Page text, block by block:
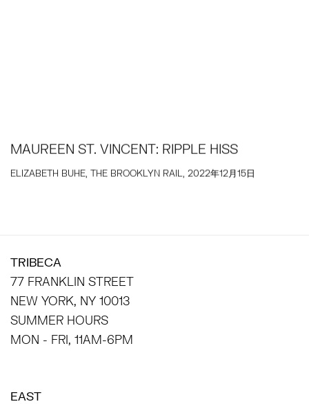
MAUREEN ST. VINCENT: RIPPLE HISS
ELIZABETH BUHE, THE BROOKLYN RAIL, 2022年12月15日
TRIBECA
77 FRANKLIN STREET
NEW YORK, NY 10013
SUMMER HOURS
MON - FRI, 11AM-6PM
EAST